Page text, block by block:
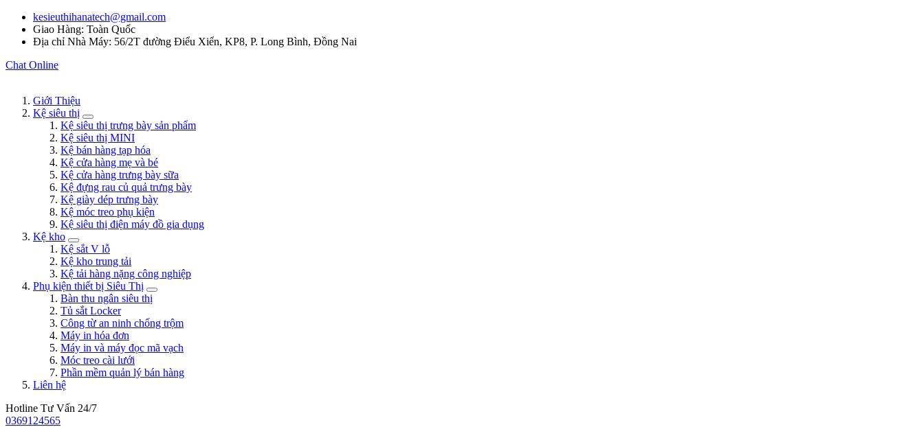
kesieuthihanatech@gmail.com
Giao Hàng: Toàn Quốc
Địa chỉ Nhà Máy: 56/2T đường Điểu Xiển, KP8, P. Long Bình, Đồng Nai
Chat Online
Giới Thiệu
Kệ siêu thị
Kệ siêu thị trưng bày sản phẩm
Kệ siêu thị MINI
Kệ bán hàng tạp hóa
Kệ cửa hàng mẹ và bé
Kệ cửa hàng trưng bày sữa
Kệ đựng rau củ quả trưng bày
Kệ giày dép trưng bày
Kệ móc treo phụ kiện
Kệ siêu thị điện máy đồ gia dụng
Kệ kho
Kệ sắt V lỗ
Kệ kho trung tải
Kệ tải hàng nặng công nghiệp
Phụ kiện thiết bị Siêu Thị
Bàn thu ngân siêu thị
Tủ sắt Locker
Công từ an ninh chống trộm
Máy in hóa đơn
Máy in và máy đọc mã vạch
Móc treo cài lưới
Phần mềm quản lý bán hàng
Liên hệ
Hotline Tư Vấn 24/7
0369124565